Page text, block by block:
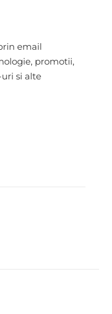
email
promotii,
si alte